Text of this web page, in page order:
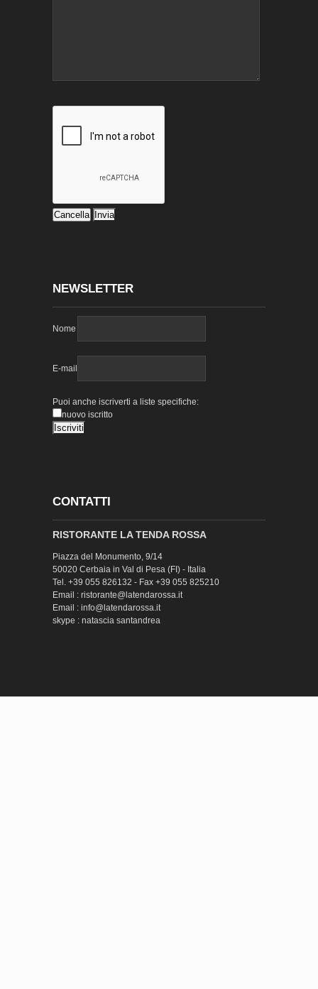
NEWSLETTER
Nome
E-mail
Puoi anche iscriverti a liste specifiche:
nuovo iscritto
CONTATTI
RISTORANTE LA TENDA ROSSA
Piazza del Monumento, 9/14
50020 Cerbaia in Val di Pesa (FI) - Italia
Tel. +39 055 826132 - Fax +39 055 825210
Email : ristorante@latendarossa.it
Email : info@latendarossa.it
skype : natascia santandrea